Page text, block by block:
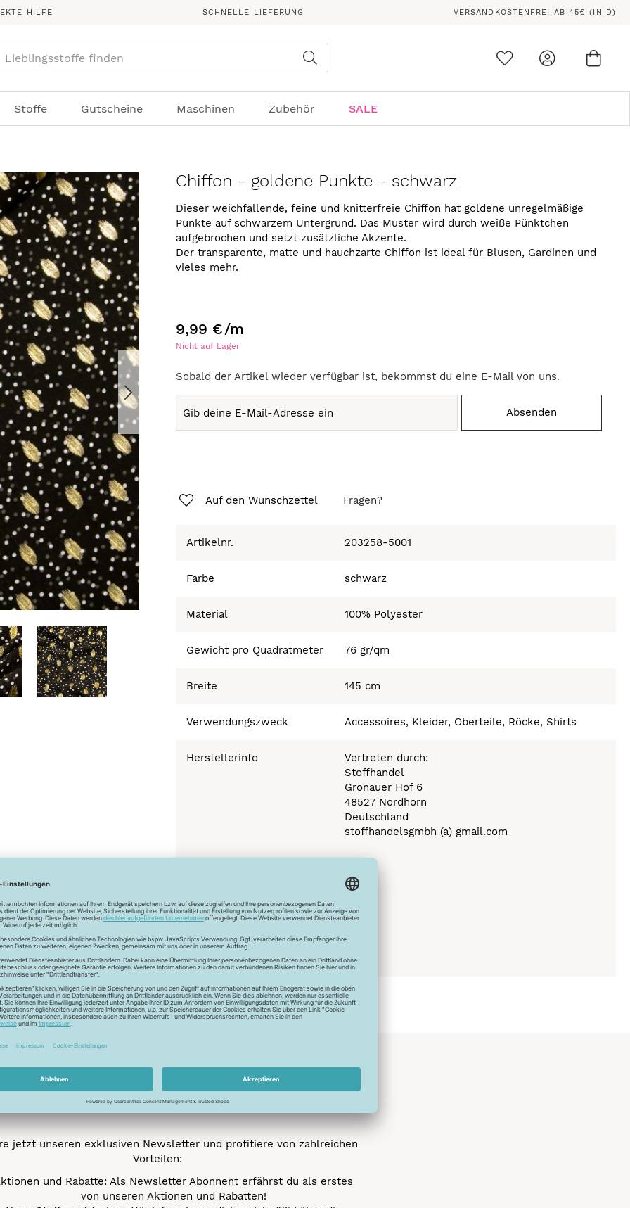
HILFE SCHNELLE LIEFERUNG VERSANDKOSTENFREI AB 45€ (IN D)
Stoffe Gutscheine Maschinen Zubehör SALE
Chiffon - goldene Punkte - schwarz
Dieser weichfallende, feine und knitterfreie Chiffon hat goldene unregelmäßige
Punkte auf schwarzem Untergrund. Das Muster wird durch weiße Pünktchen
aufgebrochen und setzt zusätzliche Akzente.
Der transparente, matte und hauchzarte Chiffon ist ideal für Blusen, Gardinen und
vieles mehr.
9,99 €/m
Nicht auf Lager
Sobald der Artikel wieder verfügbar ist, bekommst du eine E-Mail von uns.
Absenden
Auf den Wunschzettel Fragen?
Artikelnr. 203258-5001
Farbe schwarz
Material 100% Polyester
Gewicht pro Quadratmeter 76 gr/qm
Breite 145 cm
Verwendungszweck Accessoires, Kleider, Oberteile, Röcke, Shirts
Herstellerinfo
Vertreten durch:
Stoffhandel
Gronauer Hof 6
48527 Nordhorn
Deutschland
stoffhandelsgmbh (a) gmail.com
Bügeln bei geringer Stufe 110°C
Schonwaschgang 30°C
Trocknen nicht möglich
Unser Newsletter
Newsletter
jetzt unseren exklusiven Newsletter und profitiere von zahlreichen
Vorteilen:
und Rabatte: Als Newsletter Abonnent erfährst du als erstes
von unseren Aktionen und Rabatten!